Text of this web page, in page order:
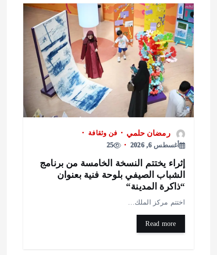
رمضان حلمي
فن وثقافة
أغسطس 6, 2026
25
يختتم النسخة الخامسة من برنامج
الصيفي بلوحة فنية بعنوان
المدينة“
مركز الملك…